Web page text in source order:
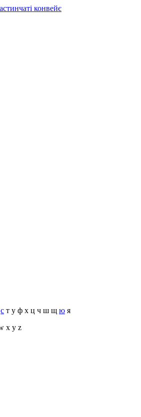
с т у ф х ц ч ш щ ю я
x y z